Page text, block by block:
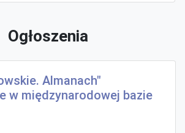
Ogłoszenia
Almanach"
w międzynarodowej bazie